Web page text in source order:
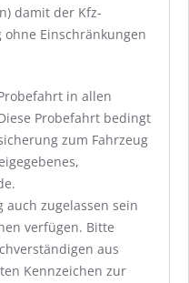
damit der Kfz-
ohne Einschränkungen
in allen
Probefahrt bedingt
zum Fahrzeug
auch zugelassen sein
verfügen. Bitte
aus
Kennzeichen zur